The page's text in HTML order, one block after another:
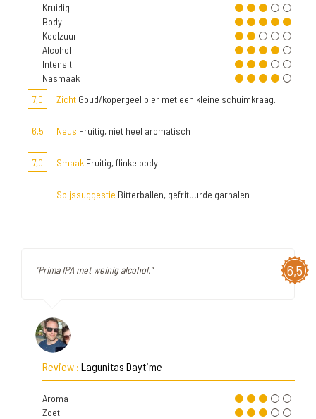
Kruidig
Body
Koolzuur
Alcohol
Intensit.
Nasmaak
7,0
Zicht Goud/kopergeel bier met een kleine schuimkraag.
6,5 Neus Fruitig, niet heel aromatisch
7,0 Smaak Fruitig, flinke body
Spijssuggestie Bitterballen, gefrituurde garnalen
6,5
"Prima IPA met weinig alcohol."
Review : Lagunitas Daytime
Aroma
Zoet